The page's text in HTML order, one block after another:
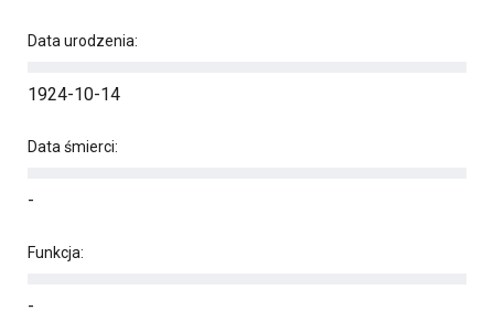
Data urodzenia:
1924-10-14
Data śmierci:
-
Funkcja:
-